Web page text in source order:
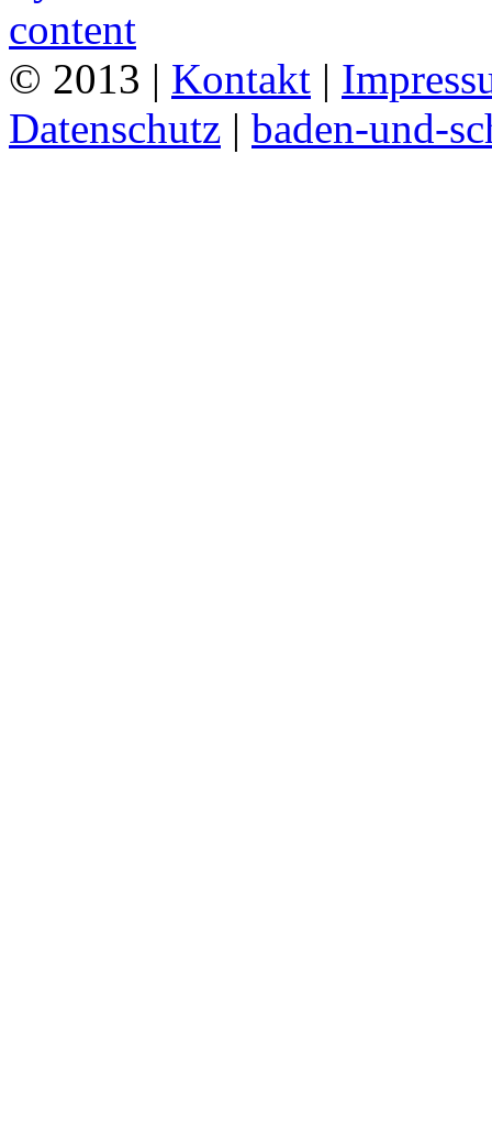
© 2013 | Kontakt |
Datenschutz | baden-und-